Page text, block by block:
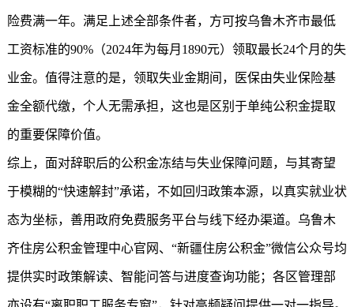
险费满一年。满足上述全部条件者，方可按乌鲁木齐市最低
工资标准的90%（2024年为每月1890元）领取最长24个月的失
业金。值得注意的是，领取失业金期间，医保由失业保险基
金全额代缴，个人无需承担，这也是区别于单纯公积金提取
的重要保障价值。
综上，面对辞职后的公积金冻结与失业保障问题，与其寄望
于模糊的“快速解封”承诺，不如回归政策本源，以真实就业状
态为坐标，善用政府免费服务平台与线下经办渠道。乌鲁木
齐住房公积金管理中心官网、“新疆住房公积金”微信公众号均
提供实时政策解读、智能问答与进度查询功能；各区管理部